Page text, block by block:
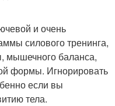
и очень
силового тренинга,
мышечного баланса,
формы. Игнорировать
если вы
тела.